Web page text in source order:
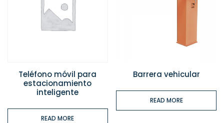
Teléfono móvil para
estacionamiento
inteligente
READ MORE
Barrera vehicular
READ MORE